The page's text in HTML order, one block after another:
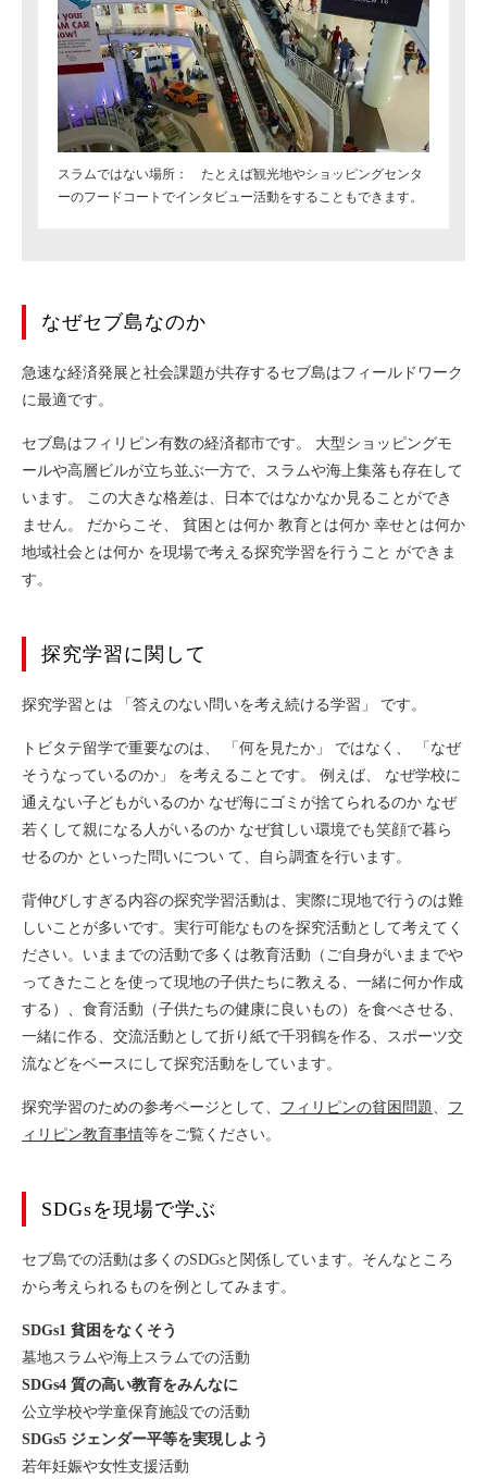
スラムではない場所： たとえば観光地やショッピングセンタ
ーのフードコートでインタビュー活動をすることもできます。
なぜセブ島なのか
急速な経済発展と社会課題が共存するセブ島はフィールドワーク
に最適です。
セブ島はフィリピン有数の経済都市です。 大型ショッピングモ
ールや高層ビルが立ち並ぶ一方で、スラムや海上集落も存在して
います。 この大きな格差は、日本ではなかなか見ることができ
ません。 だからこそ、 貧困とは何か 教育とは何か 幸せとは何か
地域社会とは何か を現場で考える探究学習を行うこと ができま
す。
探究学習に関して
探究学習とは 「答えのない問いを考え続ける学習」 です。
トビタテ留学で重要なのは、 「何を見たか」 ではなく、 「なぜ
そうなっているのか」 を考えることです。 例えば、 なぜ学校に
通えない子どもがいるのか なぜ海にゴミが捨てられるのか なぜ
若くして親になる人がいるのか なぜ貧しい環境でも笑顔で暮ら
せるのか といった問いについ て、自ら調査を行います。
背伸びしすぎる内容の探究学習活動は、実際に現地で行うのは難
しいことが多いです。実行可能なものを探究活動として考えてく
ださい。いままでの活動で多くは教育活動（ご自身がいままでや
ってきたことを使って現地の子供たちに教える、一緒に何か作成
する）、食育活動（子供たちの健康に良いもの）を食べさせる、
一緒に作る、交流活動として折り紙で千羽鶴を作る、スポーツ交
流などをベースにして探究活動をしています。
探究学習のための参考ページとして、 フィリピンの貧困問題
フ
ィリピン教育事情等をご覧ください。
SDGsを現場で学ぶ
セブ島での活動は多くのSDGsと関係しています。そんなところ
から考えられるものを例としてみます。
SDGs1 貧困をなくそう
墓地スラムや海上スラムでの活動
SDGs4 質の高い教育をみんなに
公立学校や学童保育施設での活動
SDGs5 ジェンダー平等を実現しよう
若年妊娠や女性支援活動